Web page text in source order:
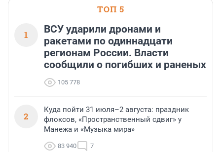
ТОП 5
1
ВСУ ударили дронами и
ракетами по одиннадцати
регионам России. Власти
сообщили о погибших и раненых
105 778
2
Куда пойти 31 июля–2 августа: праздник
флоксов, «Пространственный сдвиг» у
Манежа и «Музыка мира»
83 940 7